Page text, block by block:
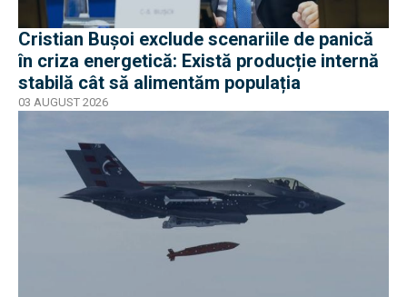
Cristian Bușoi exclude scenariile de panică
în criza energetică: Există producție internă
stabilă cât să alimentăm populația
03 AUGUST 2026